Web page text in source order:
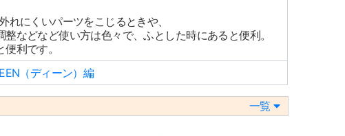
にくいパーツをこじるときや、
などなど使い方は色々で、ふとした時にあると便利。
利です。
（ディーン）編
一覧